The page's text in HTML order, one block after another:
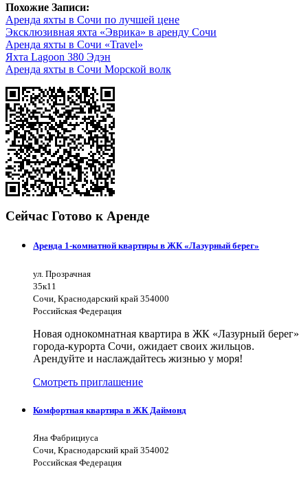
Похожие Записи:
Аренда яхты в Сочи по лучшей цене
Эксклюзивная яхта «Эврика» в аренду Сочи
Аренда яхты в Сочи «Travel»
Яхта Lagoon 380 Эдэн
Аренда яхты в Сочи Морской волк
Сейчас Готово к Аренде
Аренда 1-комнатной квартиры в ЖК «Лазурный берег»
ул. Прозрачная
35к11
Сочи, Краснодарский край 354000
Российская Федерация
Новая однокомнатная квартира в ЖК «Лазурный берег»
города-курорта Сочи, ожидает своих жильцов.
Арендуйте и наслаждайтесь жизнью у моря!
Смотреть приглашение
Комфортная квартира в ЖК Даймонд
Яна Фабрициуса
Сочи, Краснодарский край 354002
Российская Федерация